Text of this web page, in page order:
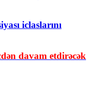
iclaslarını
davam etdirəcək